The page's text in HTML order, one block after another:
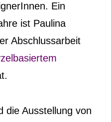
Ein
ist Paulina
Abschlussarbeit
die Ausstellung von